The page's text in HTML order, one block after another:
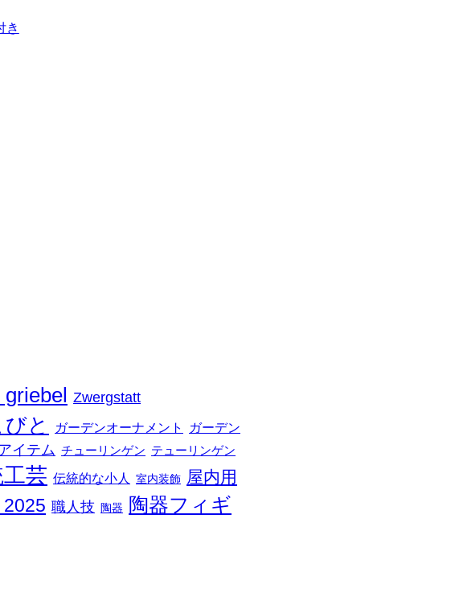
Zwergstatt
と ガーデンオーナメント
ガーデン
イテム チューリンゲン テューリンゲン
芸 伝統的な小人 室内装飾 屋内用
2025 職人技 陶器
陶器フィギ